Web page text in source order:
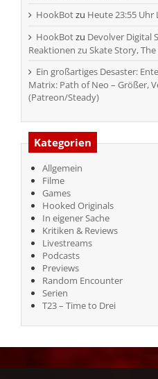
HookBotzu Heute 23:55 Uhr
HookBotzu Devolver Digital
Reaktionen zu Skate Story,
Ein großartiges Desaster:
Matrix: Path of Neo – Größer,
(Patreon/Steady)
Kategorien
Allgemein
Filme
Games
Hooked Originals
In eigener Sache
Kritiken & Reviews
Livestreams
Podcasts
Previews
Random Encounter
Serien
T23 – Time to Drei